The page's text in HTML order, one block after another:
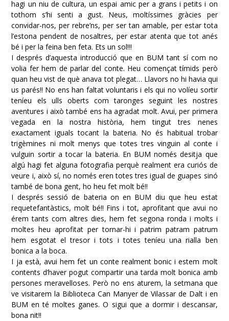
hagi un niu de cultura, un espai amic per a grans i petits i on
tothom s’hi senti a gust. Neus, moltíssimes gràcies per
convidar-nos, per rebre’ns, per ser tan amable, per estar tota
l’estona pendent de nosaltres, per estar atenta que tot anés
bé i per la feina ben feta. Ets un sol!!!
I després d’aquesta introducció que en BUM tant sí com no
volia fer hem de parlar del conte. Heu començat tímids però
quan heu vist de què anava tot plegat… Llavors no hi havia qui
us parés!! No ens han faltat voluntaris i els qui no volíeu sortir
teníeu els ulls oberts com taronges seguint les nostres
aventures i això també ens ha agradat molt. Avui, per primera
vegada en la nostra història, hem tingut tres nenes
exactament iguals tocant la bateria. No és habitual trobar
trigèmines ni molt menys que totes tres vinguin al conte i
vulguin sortir a tocar la bateria. En BUM només desitja que
algú hagi fet alguna fotografia perquè realment era curiós de
veure i, això sí, no només eren totes tres igual de guapes sinó
també de bona gent, ho heu fet molt bé!!
I després sessió de bateria on en BUM diu que heu estat
requetefantàstics, molt bé!! Fins i tot, aprofitant que avui no
érem tants com altres dies, hem fet segona ronda i molts i
moltes heu aprofitat per tornar-hi i patrim patram patrum
hem esgotat el tresor i tots i totes teníeu una rialla ben
bonica a la boca.
I ja està, avui hem fet un conte realment bonic i estem molt
contents d’haver pogut compartir una tarda molt bonica amb
persones meravelloses. Però no ens aturem, la setmana que
ve visitarem la Biblioteca Can Manyer de Vilassar de Dalt i en
BUM en té moltes ganes. O sigui que a dormir i descansar,
bona nit!!